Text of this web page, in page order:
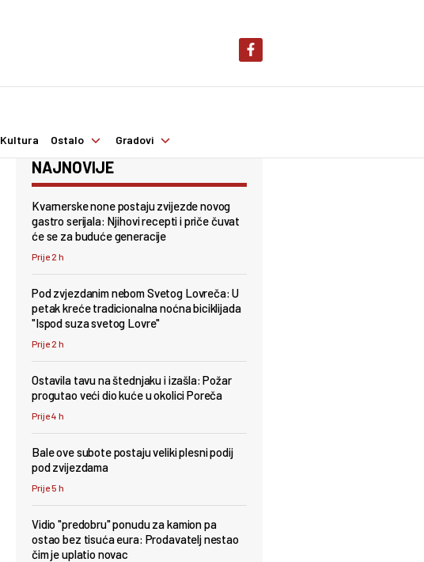
Kultura Ostalo Gradovi
NAJNOVIJE
Kvarnerske none postaju zvijezde novog
gastro serijala: Njihovi recepti i priče čuvat
će se za buduće generacije
Prije 2 h
Pod zvjezdanim nebom Svetog Lovreča: U
petak kreće tradicionalna noćna biciklijada
"Ispod suza svetog Lovre"
Prije 2 h
Ostavila tavu na štednjaku i izašla: Požar
progutao veći dio kuće u okolici Poreča
Prije 4 h
Bale ove subote postaju veliki plesni podij
pod zvijezdama
Prije 5 h
Vidio "predobru" ponudu za kamion pa
ostao bez tisuća eura: Prodavatelj nestao
čim je uplatio novac